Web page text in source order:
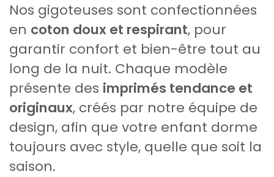
Nos gigoteuses sont confectionnées
en coton doux et respirant, pour
garantir confort et bien-être tout au
long de la nuit. Chaque modèle
présente des imprimés tendance et
originaux, créés par notre équipe de
design, afin que votre enfant dorme
toujours avec style, quelle que soit la
saison.